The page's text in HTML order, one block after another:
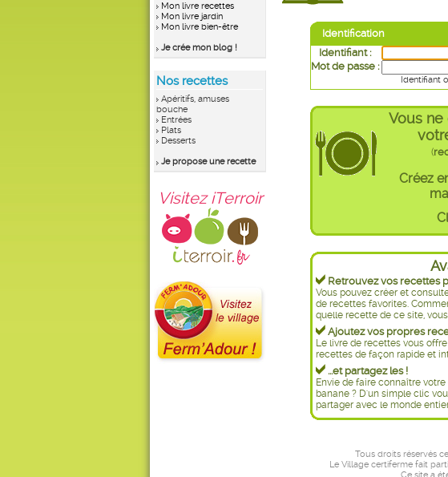
Mon livre recettes
Mon livre jardin
Mon livre bien-être
Je crée mon blog !
Nos recettes
Apéritifs, amuses
bouche
Entrées
Plats
Desserts
Je propose une recette
Visitez iTerroir
Identification
Identifiant :
Mot de passe :
Identifiant
Vous
(
Créez
Retrouvez vos recettes
Vous pouvez créer et
de recettes favorites.
quelle recette de ce site,
Ajoutez vos propres
Le livre de recettes vous
recettes de façon rapide et
...et partagez les !
Envie de faire connaître
banane ? D'un simple clic
partager avec le monde
Tous droits réservés
Le Village certiferme fait